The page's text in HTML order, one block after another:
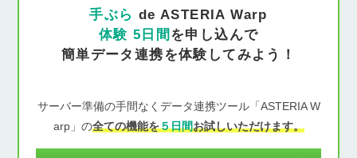
手ぶら de ASTERIA Warp
体験 5日間 を申し込んで
簡単データ連携を体験してみよう！
サーバー準備の手間なくデータ連携ツール「ASTERIA W
arp」の全ての機能を５日間お試しいただけます。